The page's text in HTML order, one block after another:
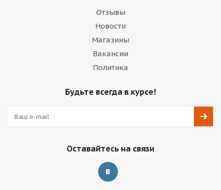
Отзывы
Новости
Магазины
Вакансии
Политика
Будьте всегда в курсе!
Оставайтесь на связи